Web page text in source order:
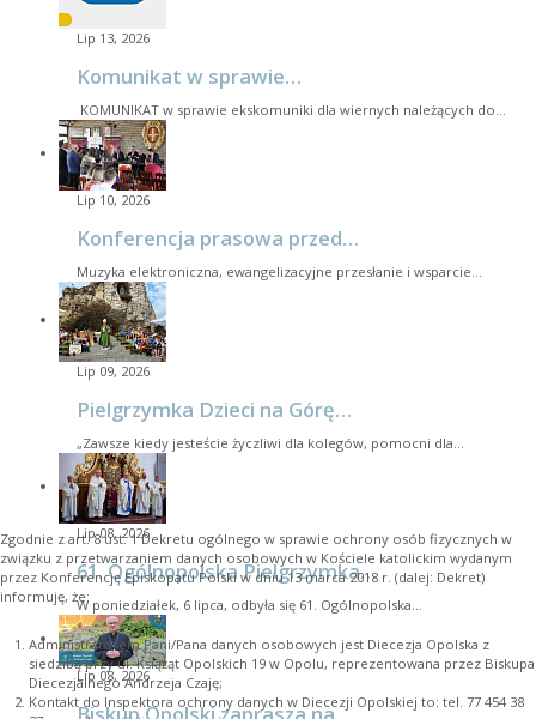
Lip 13, 2026
Komunikat w sprawie…
KOMUNIKAT w sprawie ekskomuniki dla wiernych należących do…
Lip 10, 2026
Konferencja prasowa przed…
Muzyka elektroniczna, ewangelizacyjne przesłanie i wsparcie…
Lip 09, 2026
Pielgrzymka Dzieci na Górę…
„Zawsze kiedy jesteście życzliwi dla kolegów, pomocni dla…
Lip 08, 2026
61. Ogólnopolska Pielgrzymka…
W poniedziałek, 6 lipca, odbyła się 61. Ogólnopolska…
Lip 08, 2026
Zgodnie z art. 8 ust. 1 Dekretu ogólnego w sprawie ochrony osób fizycznych w
związku z przetwarzaniem danych osobowych w Kościele katolickim wydanym
przez Konferencję Episkopatu Polski w dniu 13 marca 2018 r. (dalej: Dekret)
informuję, że:
Administratorem Pani/Pana danych osobowych jest Diecezja Opolska z
siedzibą przy ul. Książąt Opolskich 19 w Opolu, reprezentowana przez Biskupa
Diecezjalnego Andrzeja Czaję;
Kontakt do Inspektora ochrony danych w Diecezji Opolskiej to: tel. 77 454 38